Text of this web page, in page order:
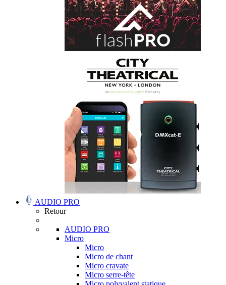
AUDIO PRO
Retour
AUDIO PRO
Micro
Micro
Micro de chant
Micro cravate
Micro serre-tête